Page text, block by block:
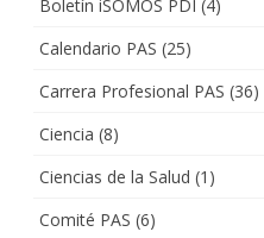
Boletín iSOMOS PDI (4)
Calendario PAS (25)
Carrera Profesional PAS (36)
Ciencia (8)
Ciencias de la Salud (1)
Comité PAS (6)